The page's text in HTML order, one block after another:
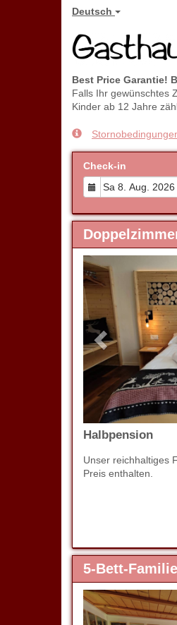
Deutsch
Best Price Garantie!
Falls Ihr gewünschtes
Kinder ab 12 Jahre
Check-in
Previous
Halbpension
Unser reichhaltiges
Preis enthalten.
5-Bett-
Previous